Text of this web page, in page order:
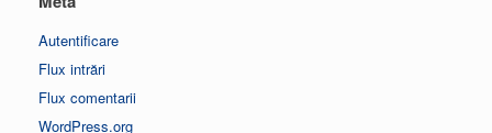
Autentificare
Flux intrări
Flux comentarii
WordPress.org